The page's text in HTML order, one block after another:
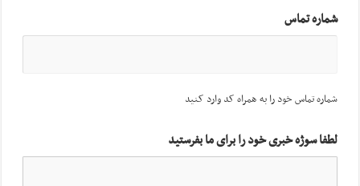
شماره تماس
شماره تماس خود را به همراه کد وارد کنید
لطفا سوژه خبری خود را برای ما بفرستید